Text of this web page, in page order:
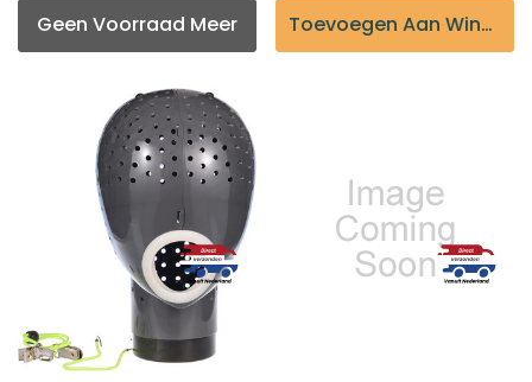
Geen Voorraad Meer Toevoegen Aan Winkelmandje